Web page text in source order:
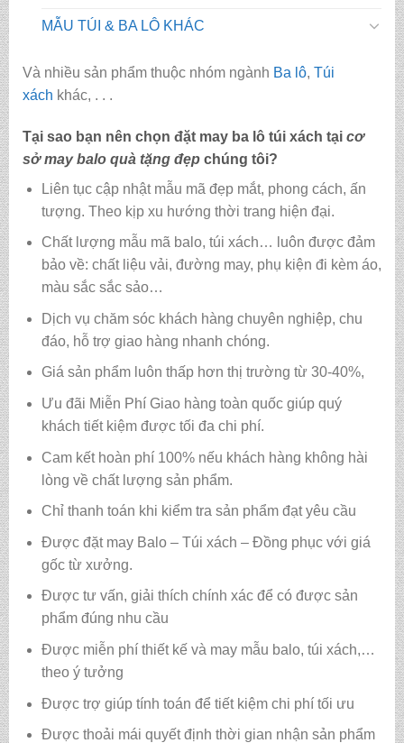
MẪU TÚI & BA LÔ KHÁC
Và nhiều sản phẩm thuộc nhóm ngành Ba lô, Túi
xách khác, . . .
Tại sao bạn nên chọn đặt may ba lô túi xách tại cơ
sở may balo quà tặng đẹp chúng tôi?
Liên tục cập nhật mẫu mã đẹp mắt, phong cách, ấn
tượng. Theo kịp xu hướng thời trang hiện đại.
Chất lượng mẫu mã balo, túi xách…
luôn được đảm
bảo về: chất liệu vải, đường may, phụ kiện đi kèm áo,
màu sắc sắc sảo…
Dịch vụ chăm sóc khách hàng chuyên nghiệp, chu
đáo, hỗ trợ giao hàng nhanh chóng.
Giá sản phẩm luôn thấp hơn thị trường từ 30-40%,
Ưu đãi Miễn Phí Giao hàng toàn quốc giúp quý
khách tiết kiệm được tối đa chi phí.
Cam kết hoàn phí 100% nếu khách hàng không hài
lòng về chất lượng sản phẩm.
Chỉ thanh toán khi kiểm tra sản phẩm đạt yêu cầu
Được đặt may Balo – Túi xách – Đồng phục với giá
gốc từ xưởng.
Được tư vấn, giải thích chính xác để có được sản
phẩm đúng nhu cầu
Được miễn phí thiết kế và may mẫu balo, túi xách,…
theo ý tưởng
Được trợ giúp tính toán để tiết kiệm chi phí tối ưu
Được thoải mái quyết định thời gian nhận sản phẩm